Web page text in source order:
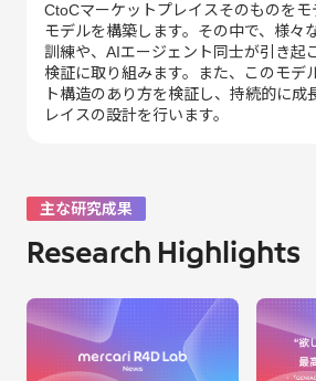
CtoCマーケットプレイスそのものをモ
モデルを構築します。その中で、様々
訓練や、AIエージェント同士が引き起
検証に取り組みます。また、このモデ
ト構造のあり方を検証し、持続的に成
レイスの設計を行います。
主な研究成果
Research Highlights